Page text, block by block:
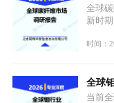
资源
迭代
全球
新时
持续
体规
大独
时间：
全球
当前